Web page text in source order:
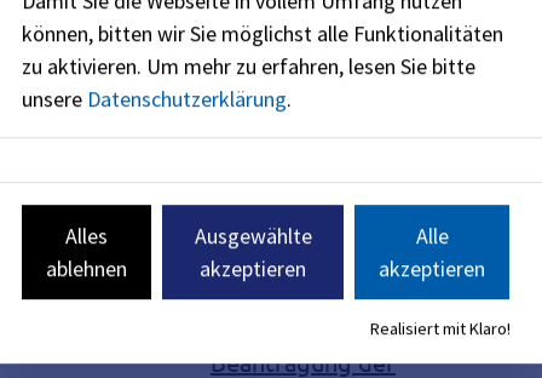
0913186-2478 09131 86-2468
Es wurden 3 Serviceleistungen gefunden
Serviceleistung, Online-Dienst, Ehe,
Eheschließung, Hochzeit, Trauung,
Eheschließung im Ausland;
Beantragung der
können, bitten wir Sie möglichst alle Funktionalitäten
zu aktivieren. Um mehr zu erfahren, lesen Sie bitte
unsere Datenschutzerklärung.
Alles
ablehnen
Ausgewählte
akzeptieren
Alle
akzeptieren
Realisiert mit Klaro!